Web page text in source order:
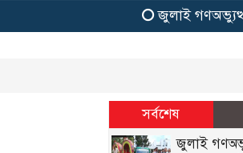
জুলাই
সর্বশেষ
জুলাই